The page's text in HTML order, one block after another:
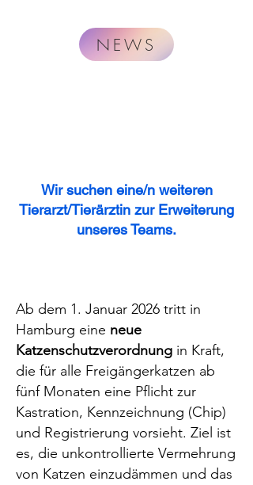
NEWS
Wir suchen eine/n weiteren
Tierarzt/Tierärztin zur Erweiterung
unseres Teams.
Ab dem 1. Januar 2026 tritt in
Hamburg eine neue
Katzenschutzverordnung in Kraft,
die für alle Freigängerkatzen ab
fünf Monaten eine Pflicht zur
Kastration, Kennzeichnung (Chip)
und Registrierung vorsieht. Ziel ist
es, die unkontrollierte Vermehrung
von Katzen einzudämmen und das